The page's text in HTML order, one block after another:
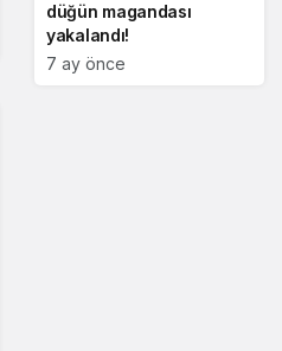
düğün magandası
yakalandı!
7 ay önce